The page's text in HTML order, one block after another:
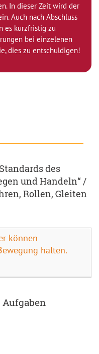
In dieser Zeit wird der
Auch nach Abschluss
es kurzfristig zu
bei einzelenen
dies zu entschuldigen!
des
und Handeln“ /
Rollen, Gleiten
können
halten.